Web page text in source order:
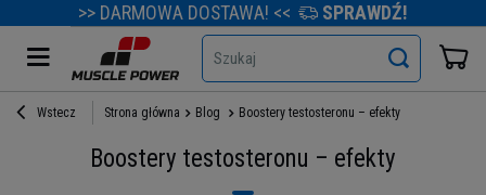
>> DARMOWA DOSTAWA! << SPRAWDŹ!
Szukaj
Wstecz Strona główna Blog Boostery testosteronu – efekty
Boostery testosteronu – efekty